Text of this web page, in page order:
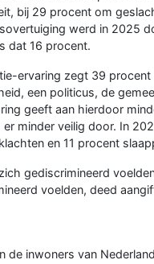
bij 29 procent om
werd in 2025
dat 16 procent.
ervaring zegt 39
een politicus, de
geeft aan hierdoor
minder veilig door. In
en 11 procent
gediscrimineerd
voelden, deed
de inwoners van